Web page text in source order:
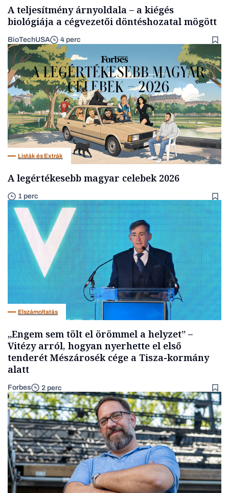
A teljesítmény árnyoldala – a kiégés
biológiája a cégvezetői döntéshozatal mögött
BioTechUSA 4 perc
Listák és Extrák
A legértékesebb magyar celebek 2026
1 perc
Elszámoltatás
„Engem sem tölt el örömmel a helyzet” –
Vitézy arról, hogyan nyerhette el első
tenderét Mészárosék cége a Tisza-kormány
alatt
Forbes 2 perc